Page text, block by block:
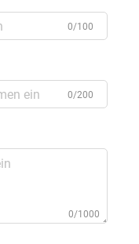
0/100
0/200
0/1000